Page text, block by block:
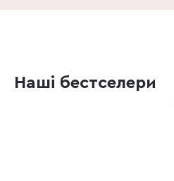
Наші бестселери